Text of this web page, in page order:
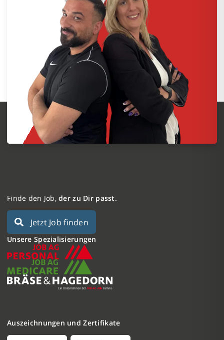
Finde den Job,der zu Dir passt.
Jetzt Job finden
Unsere Spezialisierungen
Auszeichnungen und Zertifikate